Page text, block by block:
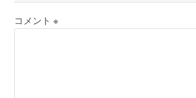
コメント ※